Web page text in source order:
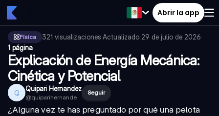
Abrir la app
Física 321 visualizaciones·Actualizado 29 de julio de 2026·
1 página
Explicación de Energía Mecánica:
Cinética y Potencial
Q Quipari Hernandez
@quiparihernande
Seguir
¿Alguna vez te has preguntado por qué una pelota